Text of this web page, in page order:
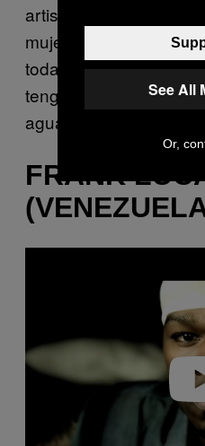
artistas solemos ser
mujer que tenemos a
todas estas dudas.
tengo conmigo, que
aguantado tanto.
FRANK
See All
Or,